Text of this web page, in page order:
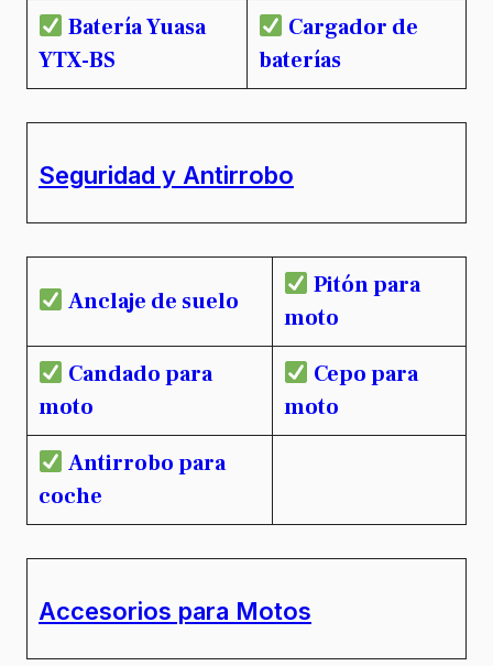
Batería Yuasa
YTX-BS
Cargador de
baterías
Seguridad y Antirrobo
Anclaje de suelo
Pitón para
moto
Candado para
moto
Cepo para
moto
Antirrobo para
coche
Accesorios para Motos